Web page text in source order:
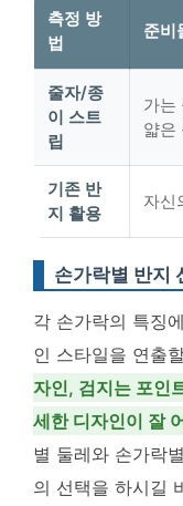
측정 방
법
준비
줄자/종
이 스트
립
가는
얇은
기존 반
지 활용
자신
손가락별 반지
각 손가락의 특징
인 스타일을 연출
자인, 검지는 포인
세한 디자인이 잘
별 둘레와 손가락
의 선택을 하시길